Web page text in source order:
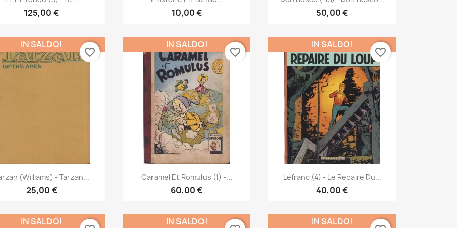
125,00 € 10,00 € 50,00 €
Anteprima
(Williams) - Tarzan...
25,00 €
IN SALDO!
favorite_border
 Anteprima
Caramel Et Romulus (1) -...
60,00 €
IN SALDO!
favorite_border
Anteprima
Lefranc (4) - Le Repaire Du...
40,00 €
IN SALDO!
favorite_border
IN SALDO! IN SALDO! IN SALDO!